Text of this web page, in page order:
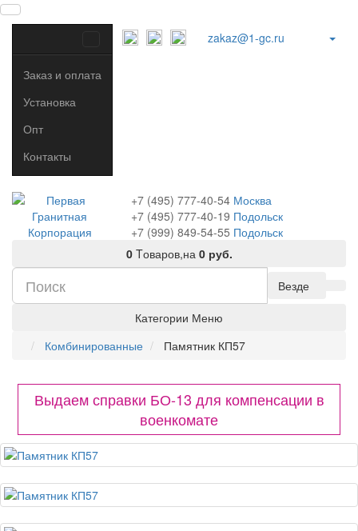
Заказ и оплата
Установка
Опт
Контакты
zakaz@1-gc.ru
+7 (495) 777-40-54 Москва
+7 (495) 777-40-19 Подольск
+7 (999) 849-54-55 Подольск
0 Tоваров,на 0 руб.
Везде
Категории Меню
Комбинированные
Памятник КП57
Выдаем справки БО-13 для компенсации в
военкомате